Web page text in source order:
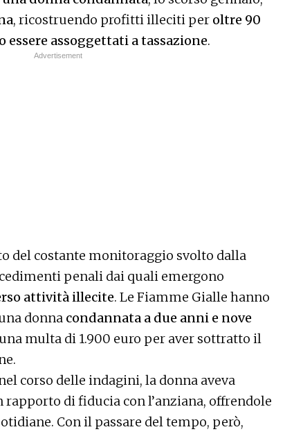
, ricostruendo profitti illeciti per oltre 90
essere assoggettati a tassazione.
del costante monitoraggio svolto dalla
penali dai quali emergono
attività illecite. Le Fiamme Gialle hanno
donna condannata a due anni e nove
multa di 1.900 euro per aver sottratto il
corso delle indagini, la donna aveva
di fiducia con l’anziana, offrendole
Con il passare del tempo, però,